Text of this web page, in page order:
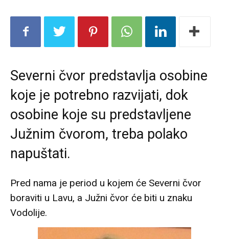
Severni čvor predstavlja osobine
koje je potrebno razvijati, dok
osobine koje su predstavljene
Južnim čvorom, treba polako
napuštati.
Pred nama je period u kojem će Severni čvor
boraviti u Lavu, a Južni čvor će biti u znaku
Vodolije.